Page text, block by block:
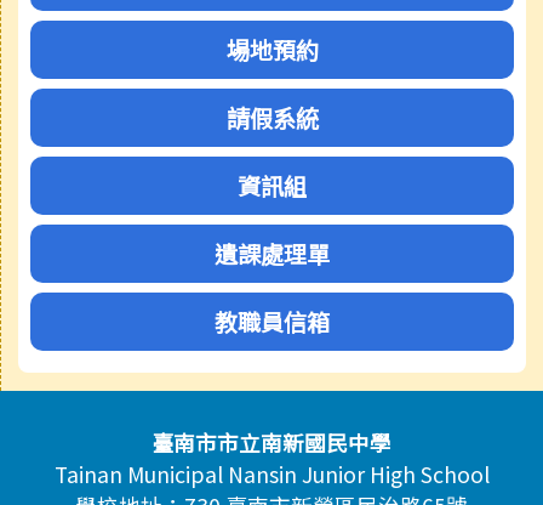
場地預約
請假系統
資訊組
遺課處理單
教職員信箱
頁尾區域內容臺南市市立南新國民中學
Tainan Municipal Nansin Junior High School